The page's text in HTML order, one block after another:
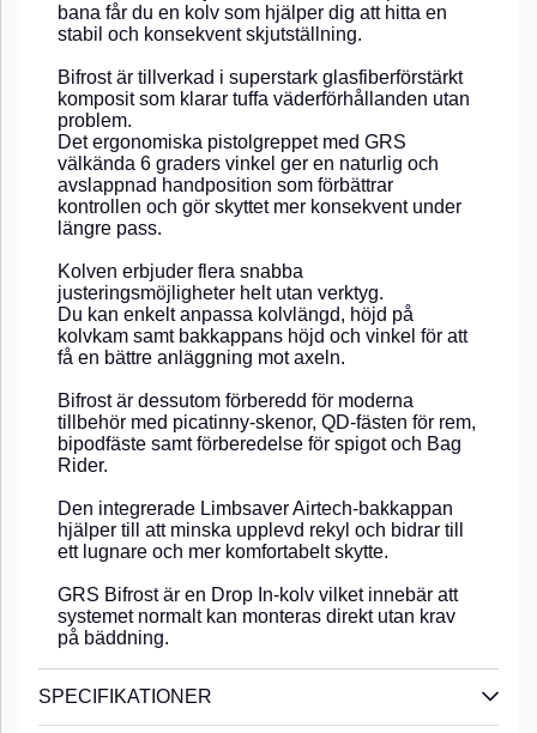
bana får du en kolv som hjälper dig att hitta en
stabil och konsekvent skjutställning.
Bifrost är tillverkad i superstark glasfiberförstärkt
komposit som klarar tuffa väderförhållanden utan
problem.
Det ergonomiska pistolgreppet med GRS
välkända 6 graders vinkel ger en naturlig och
avslappnad handposition som förbättrar
kontrollen och gör skyttet mer konsekvent under
längre pass.
Kolven erbjuder flera snabba
justeringsmöjligheter helt utan verktyg.
Du kan enkelt anpassa kolvlängd, höjd på
kolvkam samt bakkappans höjd och vinkel för att
få en bättre anläggning mot axeln.
Bifrost är dessutom förberedd för moderna
tillbehör med picatinny-skenor, QD-fästen för rem,
bipodfäste samt förberedelse för spigot och Bag
Rider.
Den integrerade Limbsaver Airtech-bakkappan
hjälper till att minska upplevd rekyl och bidrar till
ett lugnare och mer komfortabelt skytte.
GRS Bifrost är en Drop In-kolv vilket innebär att
systemet normalt kan monteras direkt utan krav
på bäddning.
SPECIFIKATIONER